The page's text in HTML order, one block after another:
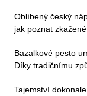
Oblíbený český
jak poznat
Bazalkové pesto
Díky tradičnímu
Tajemství